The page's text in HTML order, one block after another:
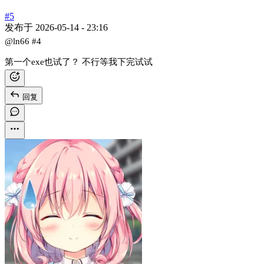
#5
发布于 2026-05-14 - 23:16
@ln66 #4
第一个exe也试了？ 不行等我下完试试
回复